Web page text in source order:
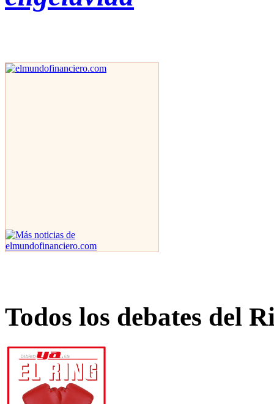
Todos los debates del